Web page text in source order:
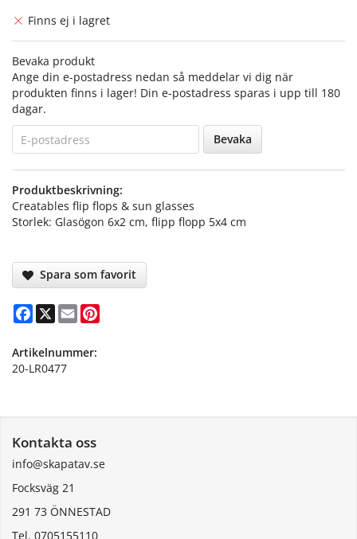
Finns ej i lagret
Bevaka produkt
Ange din e-postadress nedan så meddelar vi dig när
produkten finns i lager! Din e-postadress sparas i upp till 180
dagar.
Bevaka
Produktbeskrivning:
Creatables flip flops & sun glasses
Storlek: Glasögon 6x2 cm, flipp flopp 5x4 cm
Spara som favorit
Facebook
X Email
Artikelnummer:
20-LR0477
Kontakta oss
info@skapatav.se
Focksväg 21
291 73 ÖNNESTAD
Tel. 0705155110